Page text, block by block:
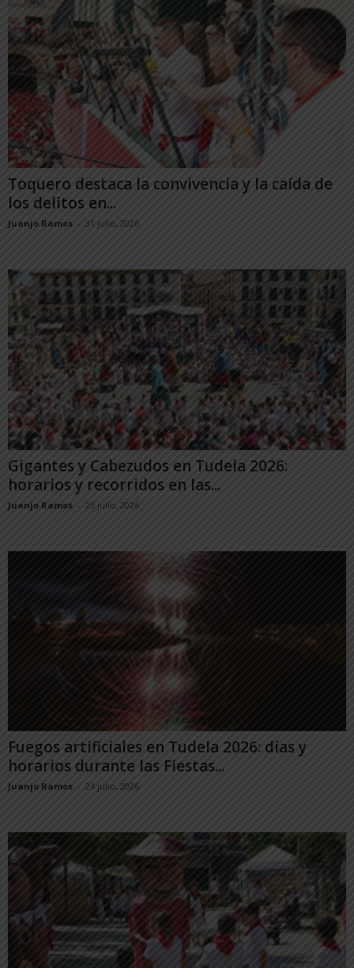
Toquero destaca la convivencia y la caída de
los delitos en...
Juanjo Ramos - 31 julio, 2026
Gigantes y Cabezudos en Tudela 2026:
horarios y recorridos en las...
Juanjo Ramos - 25 julio, 2026
Fuegos artificiales en Tudela 2026: días y
horarios durante las Fiestas...
Juanjo Ramos - 24 julio, 2026